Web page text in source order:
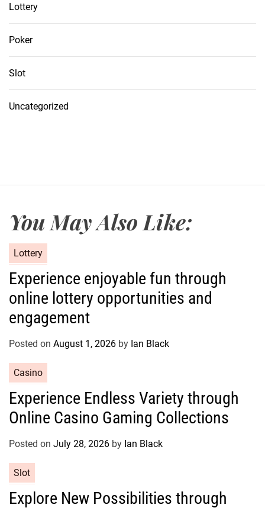
Lottery
Poker
Slot
Uncategorized
You May Also Like:
a
e
o
r
s
Lottery
Experience enjoyable fun through
online lottery opportunities and
engagement
Posted on August 1, 2026 by Ian Black
a
e
o
e
s
Casino
Experience Endless Variety through
Online Casino Gaming Collections
Posted on July 28, 2026 by Ian Black
a
Slot
Explore New Possibilities through